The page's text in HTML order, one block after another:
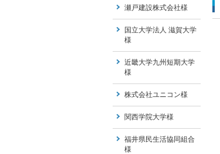
瀬戸建設株式会社様
国立大学法人 滋賀大学
様
近畿大学九州短期大学
様
株式会社ユニコン様
関西学院大学様
福井県民生活協同組合
様